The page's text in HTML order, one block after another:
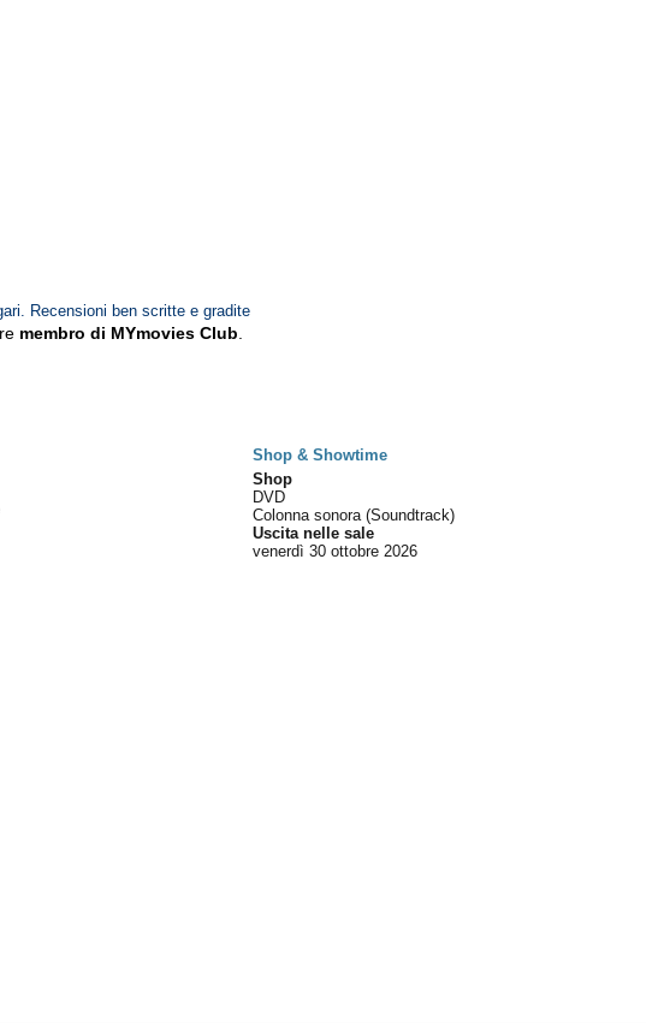
Recensioni ben scritte e gradite
membro di MYmovies Club
Shop & Showtime
Shop
DVD
Colonna sonora (Soundtrack)
Uscita nelle sale
venerdì 30 ottobre 2026